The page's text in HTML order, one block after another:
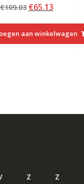
5.00
van 5
€109.03
was:
€109.03.
€65.13Huidige
is:
€65.13.
aan winkelwagen
Z
Z